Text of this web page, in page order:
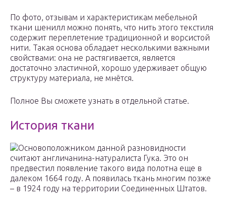
По фото, отзывам и характеристикам мебельной
ткани шенилл можно понять, что нить этого текстиля
содержит переплетение традиционной и ворсистой
нити. Такая основа обладает несколькими важными
свойствами: она не растягивается, является
достаточно эластичной, хорошо удерживает общую
структуру материала, не мнётся.
Полное Вы сможете узнать в отдельной статье.
История ткани
Основоположником данной разновидности
считают англичанина-натуралиста Гука. Это он
предвестил появление такого вида полотна еще в
далеком 1664 году. А появилась ткань многим позже
– в 1924 году на территории Соединенных Штатов.